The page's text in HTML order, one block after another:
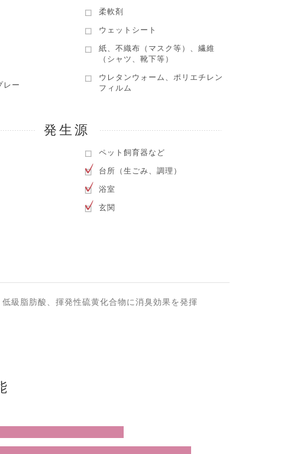
レー
柔軟剤
ウェットシート
紙、不織布（マスク等）、繊維
（シャツ、靴下等）
ウレタンウォーム、ポリエチレン
フィルム
発生源
ペット飼育器など
台所（生ごみ、調理）
浴室
玄関
級脂肪酸、揮発性硫黄化合物に消臭効果を発揮